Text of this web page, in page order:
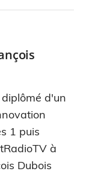
d'un
1 puis
à
Dubois